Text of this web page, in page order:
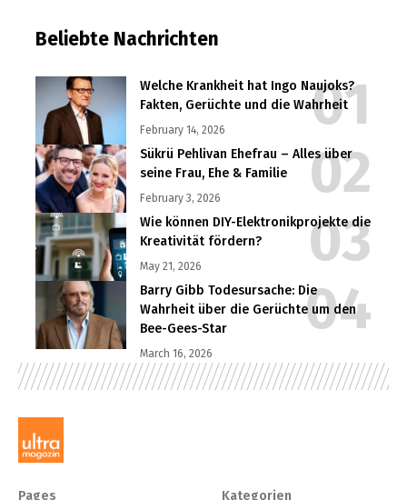
Beliebte Nachrichten
Welche Krankheit hat Ingo Naujoks?
Fakten, Gerüchte und die Wahrheit
February 14, 2026
Sükrü Pehlivan Ehefrau – Alles über
seine Frau, Ehe & Familie
February 3, 2026
Wie können DIY-Elektronikprojekte die
Kreativität fördern?
May 21, 2026
Barry Gibb Todesursache: Die
Wahrheit über die Gerüchte um den
Bee-Gees-Star
March 16, 2026
Pages Kategorien